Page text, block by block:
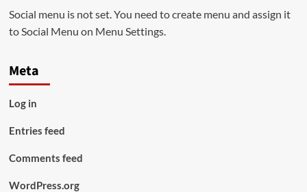
Social menu is not set. You need to create menu and assign it
to Social Menu on Menu Settings.
Meta
Log in
Entries feed
Comments feed
WordPress.org